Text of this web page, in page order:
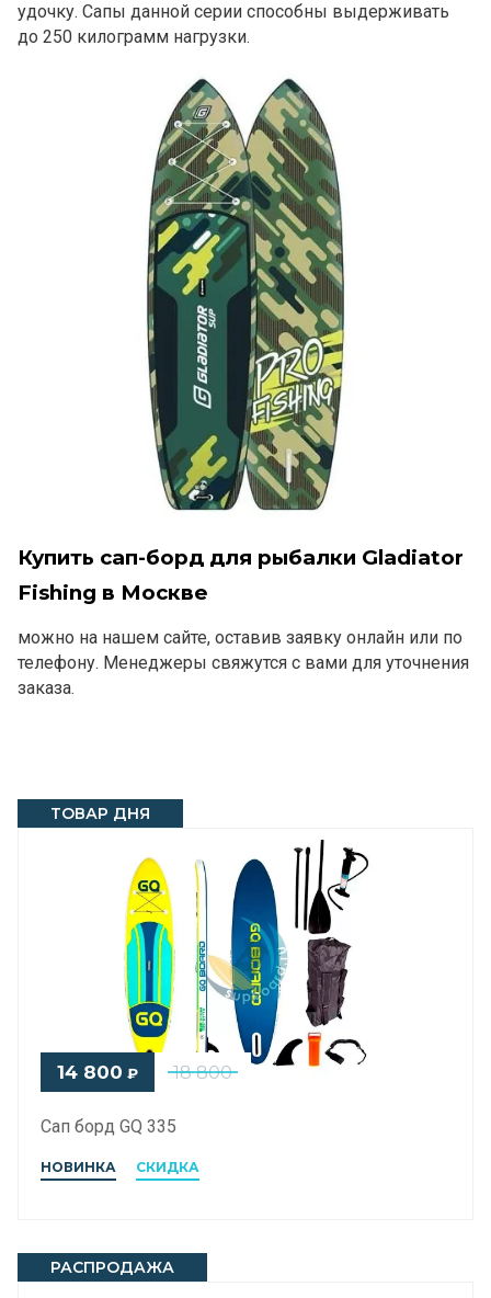
ТОВАР ДНЯ
18 800
14 800 ₽
Сап борд GQ 335
НОВИНКА СКИДКА
РАСПРОДАЖА
удочку. Сапы данной серии способны выдерживать
до 250 килограмм нагрузки.
Купить сап-борд для рыбалки Gladiator
Fishing в Москве
можно на нашем сайте, оставив заявку онлайн или по
телефону. Менеджеры свяжутся с вами для уточнения
заказа.